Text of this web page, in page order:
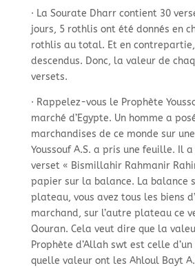
· La Sourate Dharr contient 30
jours, 5 rothlis ont été donnés en
rothlis au total. Et en
descendus. Donc, la valeur de
versets.
· Rappelez-vous le Prophète
marché d’Egypte. Un homme a
marchandises de ce monde sur
Youssouf A.S. a pris une feuille. Il
verset « Bismillahir Rahmanir
papier sur la balance. La balance
plateau, vous avez tous les biens
marchand, sur l’autre plateau ce
Qouran. Cela veut dire que la
Prophète d’Allah swt est celle
quelle valeur ont les Ahloul Bayt